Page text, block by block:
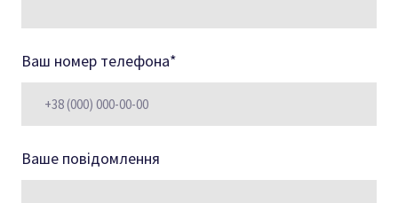
Ваш номер телефона*
Ваше повідомлення